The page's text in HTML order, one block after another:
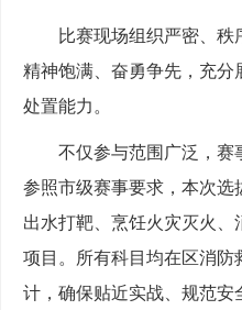
比赛现场组织严密、秩序
精神饱满、奋勇争先，充分
处置能力。
不仅参与范围广泛，赛事
参照市级赛事要求，本次
出水打靶、烹饪火灾灭火
项目。所有科目均在区消防
计，确保贴近实战、规范安